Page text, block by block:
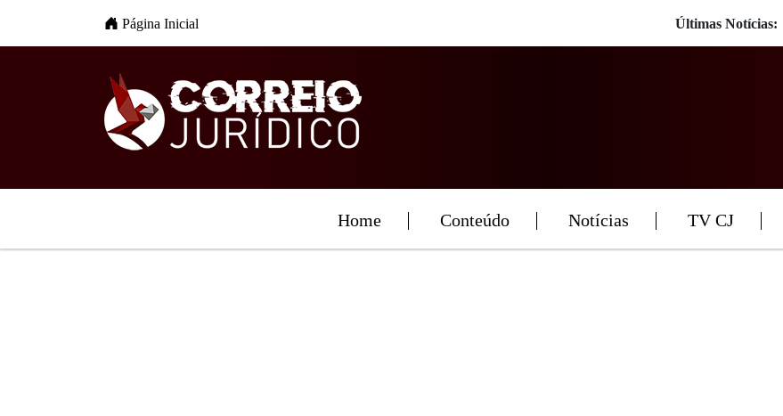
Página Inicial Últimas Notícias:
Home Conteúdo Notícias TV CJ